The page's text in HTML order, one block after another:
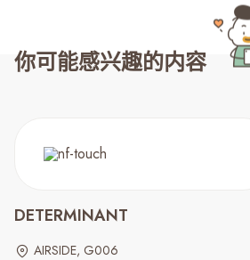
你可能感兴趣的内容
DETERMINANT
AIRSIDE, G006